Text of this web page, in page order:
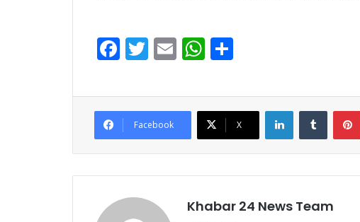
F
c
e
b
o
o
k
T
itt
er
E
ai
l
W
at
s
A
p
p
ar
e
Facebook X
LinkedInTumblr
Khabar 24 News Team